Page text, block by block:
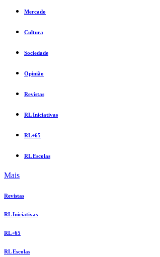
Mercado
Cultura
Sociedade
Opinião
Revistas
RL Iniciativas
RL+65
RL Escolas
Mais
Revistas
RL Iniciativas
RL+65
RL Escolas